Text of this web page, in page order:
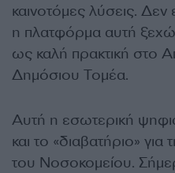
καινοτόμες λύσεις. Δεν
η πλατφόρμα αυτή
ως καλή πρακτική στο
Δημόσιου Τομέα.
Αυτή η εσωτερική
και το «διαβατήριο»
του Νοσοκομείου.